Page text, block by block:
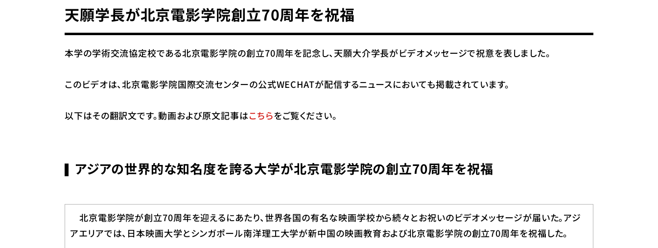
天願学長が北京電影学院創立70周年を祝福
本学の学術交流協定校である北京電影学院の創立70周年を記念し、天願大介学長がビデオメッセージで祝意を表しました。
このビデオは、北京電影学院国際交流センターの公式WECHATが配信するニュースにおいても掲載されています。
以下はその翻訳文です。動画および原文記事はこちらをご覧ください。
アジアの世界的な知名度を誇る大学が北京電影学院の創立70周年を祝福
北京電影学院が創立70周年を迎えるにあたり、世界各国の有名な映画学校から続々とお祝いのビデオメッセージが届いた。アジ
アエリアでは、日本映画大学とシンガポール南洋理工大学が新中国の映画教育および北京電影学院の創立70周年を祝福した。